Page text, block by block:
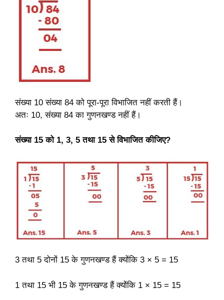
संख्या 10 संख्या 84 को पूरा-पूरा विभाजित नहीं करती हैं।
अतः 10, संख्या 84 का गुणनखण्ड नहीं हैं।
संख्या 15 को 1, 3, 5 तथा 15 से विभाजित कीजिए?
3 तथा 5 दोनों 15 के गुणनखण्ड हैं क्योंकि 3 × 5 = 15
1 तथा 15 भी 15 के गुणनखण्ड हैं क्योंकि 1 × 15 = 15